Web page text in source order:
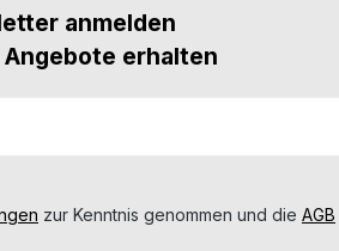
anmelden
erhalten
zur Kenntnis genommen und die AGB